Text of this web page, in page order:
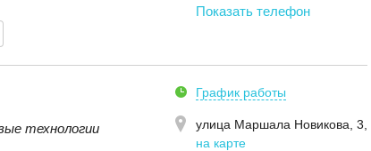
Показать телефон
технологии
График работы
улица Маршала Новикова, 3
на карте